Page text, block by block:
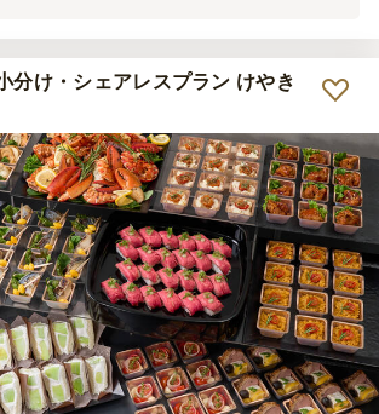
お任せした。 テキパキと作業及びサーブいただ
一番で美味しく、特にSIRCARS特製牛もも肉の
け・シェアレスプラン けやき